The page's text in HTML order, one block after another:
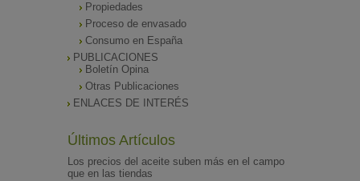
Propiedades
Proceso de envasado
Consumo en España
PUBLICACIONES
Boletín Opina
Otras Publicaciones
ENLACES DE INTERÉS
Últimos Artículos
Los precios del aceite suben más en el campo
que en las tiendas